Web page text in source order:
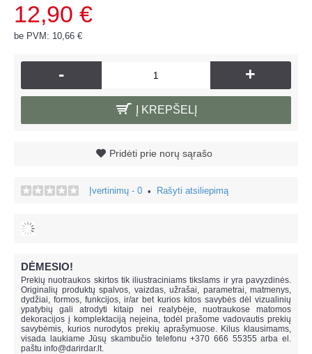
12,90 €
be PVM: 10,66 €
- +
Į KREPŠELĮ
Pridėti prie norų sąrašo
Įvertinimų - 0 • Rašyti atsiliepimą
DĖMESIO!
Prekių nuotraukos skirtos tik iliustraciniams tikslams ir yra pavyzdinės.
Originalių produktų spalvos, vaizdas, užrašai, parametrai, matmenys,
dydžiai, formos, funkcijos, ir/ar bet kurios kitos savybės dėl vizualinių
ypatybių gali atrodyti kitaip nei realybėje, nuotraukose matomos
dekoracijos į komplektaciją neįeina, todėl prašome vadovautis prekių
savybėmis, kurios nurodytos prekių aprašymuose. Kilus klausimams,
visada laukiame Jūsų skambučio telefonu +370 666 55355 arba el.
paštu info@darirdar.lt.